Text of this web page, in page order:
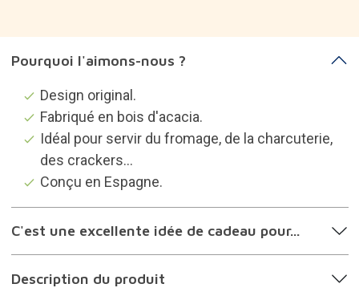
Pourquoi l'aimons-nous ?
Design original.
Fabriqué en bois d'acacia.
Idéal pour servir du fromage, de la charcuterie,
des crackers...
Conçu en Espagne.
C'est une excellente idée de cadeau pour...
Description du produit